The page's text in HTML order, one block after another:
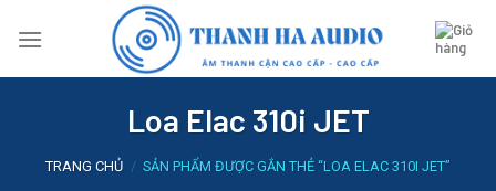
Loa Elac 310i JET
TRANG CHỦ / SẢN PHẨM ĐƯỢC GẮN THẺ “LOA ELAC 310I JET”